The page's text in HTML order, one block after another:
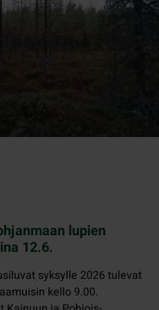
lupien
12.6.
syksylle 2026 tulevat
kello 9.00.